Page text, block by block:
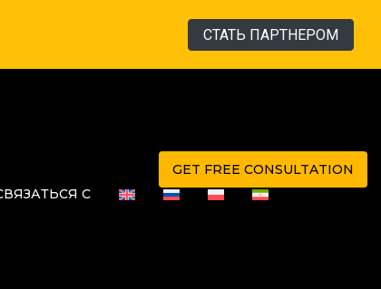
СТАТЬ ПАРТНЕРОМ
GET FREE CONSULTATION
С